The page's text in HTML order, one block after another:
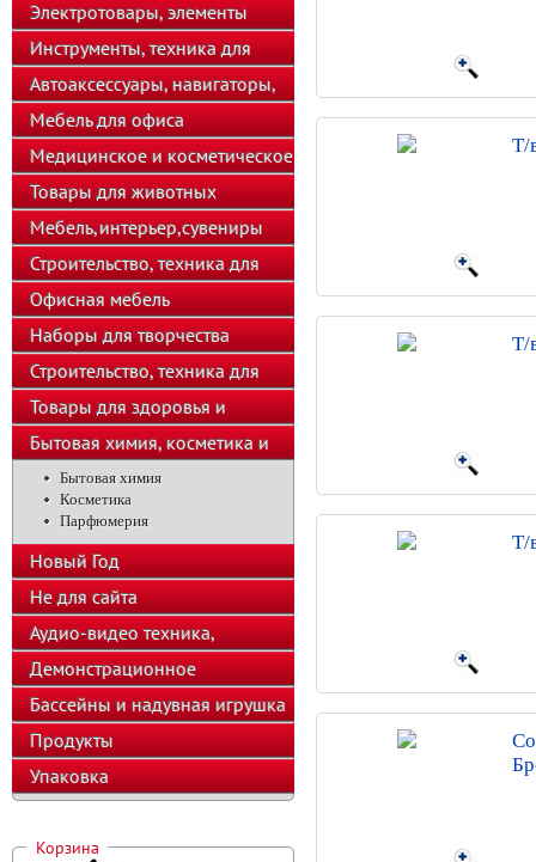
телефоны
Электротовары, элементы
питания, освещение
Инструменты, техника для
подсобного хозяйства
Автоаксессуары, навигаторы,
автозвук
Мебель для офиса
Медицинское и косметическое
оборудование
Товары для животных
Мебель,интерьер,сувениры
Строительство, техника для
хозяйства
Офисная мебель
Наборы для творчества
Строительство, техника для
подсобного хозяйства
Товары для здоровья и
красоты
Бытовая химия, косметика и
парфюмерия
Бытовая химия
Косметика
Парфюмерия
Новый Год
Не для сайта
Аудио-видео техника,
телефоны, калькуляторы
Демонстрационное
оборудование
Бассейны и надувная игрушка
Продукты
Упаковка
Корзина
Т/
Т/
Т/